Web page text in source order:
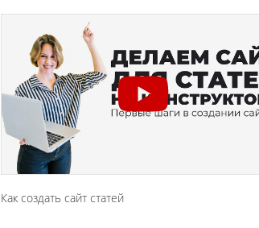
Как создать сайт статей